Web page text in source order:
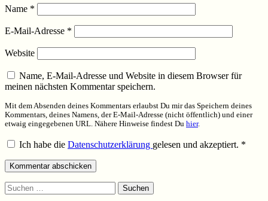
Name *
E-Mail-Adresse *
Website
Name, E-Mail-Adresse und Website in diesem Browser für
meinen nächsten Kommentar speichern.
Mit dem Absenden deines Kommentars erlaubst Du mir das Speichern deines
Kommentars, deines Namens, der E-Mail-Adresse (nicht öffentlich) und einer
etwaig eingegebenen URL. Nähere Hinweise findest Du hier.
Ich habe die Datenschutzerklärung gelesen und akzeptiert. *
Suchen
nach: